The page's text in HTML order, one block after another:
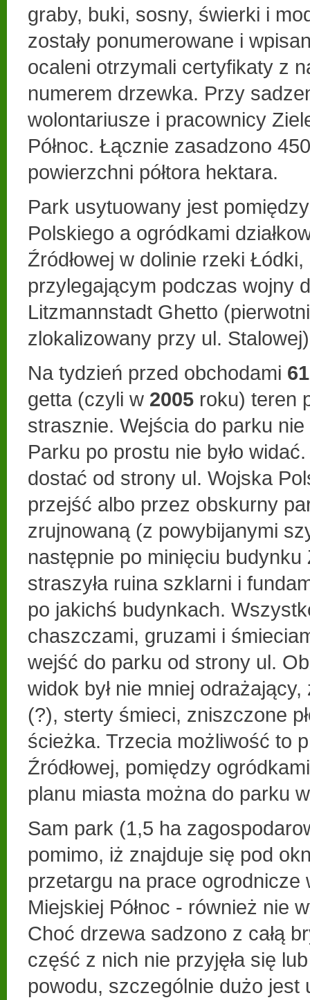
graby, buki, sosny, świerki i
zostały ponumerowane i
ocaleni otrzymali certyfikaty z
numerem drzewka. Przy
wolontariusze i pracownicy
Północ. Łącznie zasadzono
powierzchni półtora hektara.
Park usytuowany jest
Polskiego a ogródkami
Źródłowej w dolinie rzeki
przylegającym podczas wojny
Litzmannstadt Ghetto
zlokalizowany przy ul.
Na tydzień przed obchodami
getta (czyli w 2005 roku) teren
strasznie. Wejścia do parku nie
Parku po prostu nie było
dostać od strony ul. Wojska
przejść albo przez obskurny
zrujnowaną (z powybijanymi
następnie po minięciu budynku
straszyła ruina szklarni i
po jakichś budynkach.
chaszczami, gruzami i
wejść do parku od strony ul.
widok był nie mniej
(?), sterty śmieci, zniszczone
ścieżka. Trzecia możliwość to
Źródłowej, pomiędzy
planu miasta można do parku
Sam park (1,5 ha
pomimo, iż znajduje się pod
przetargu na prace ogrodnicze
Miejskiej Północ - również nie
Choć drzewa sadzono z całą
część z nich nie przyjęła się
powodu, szczególnie dużo jest